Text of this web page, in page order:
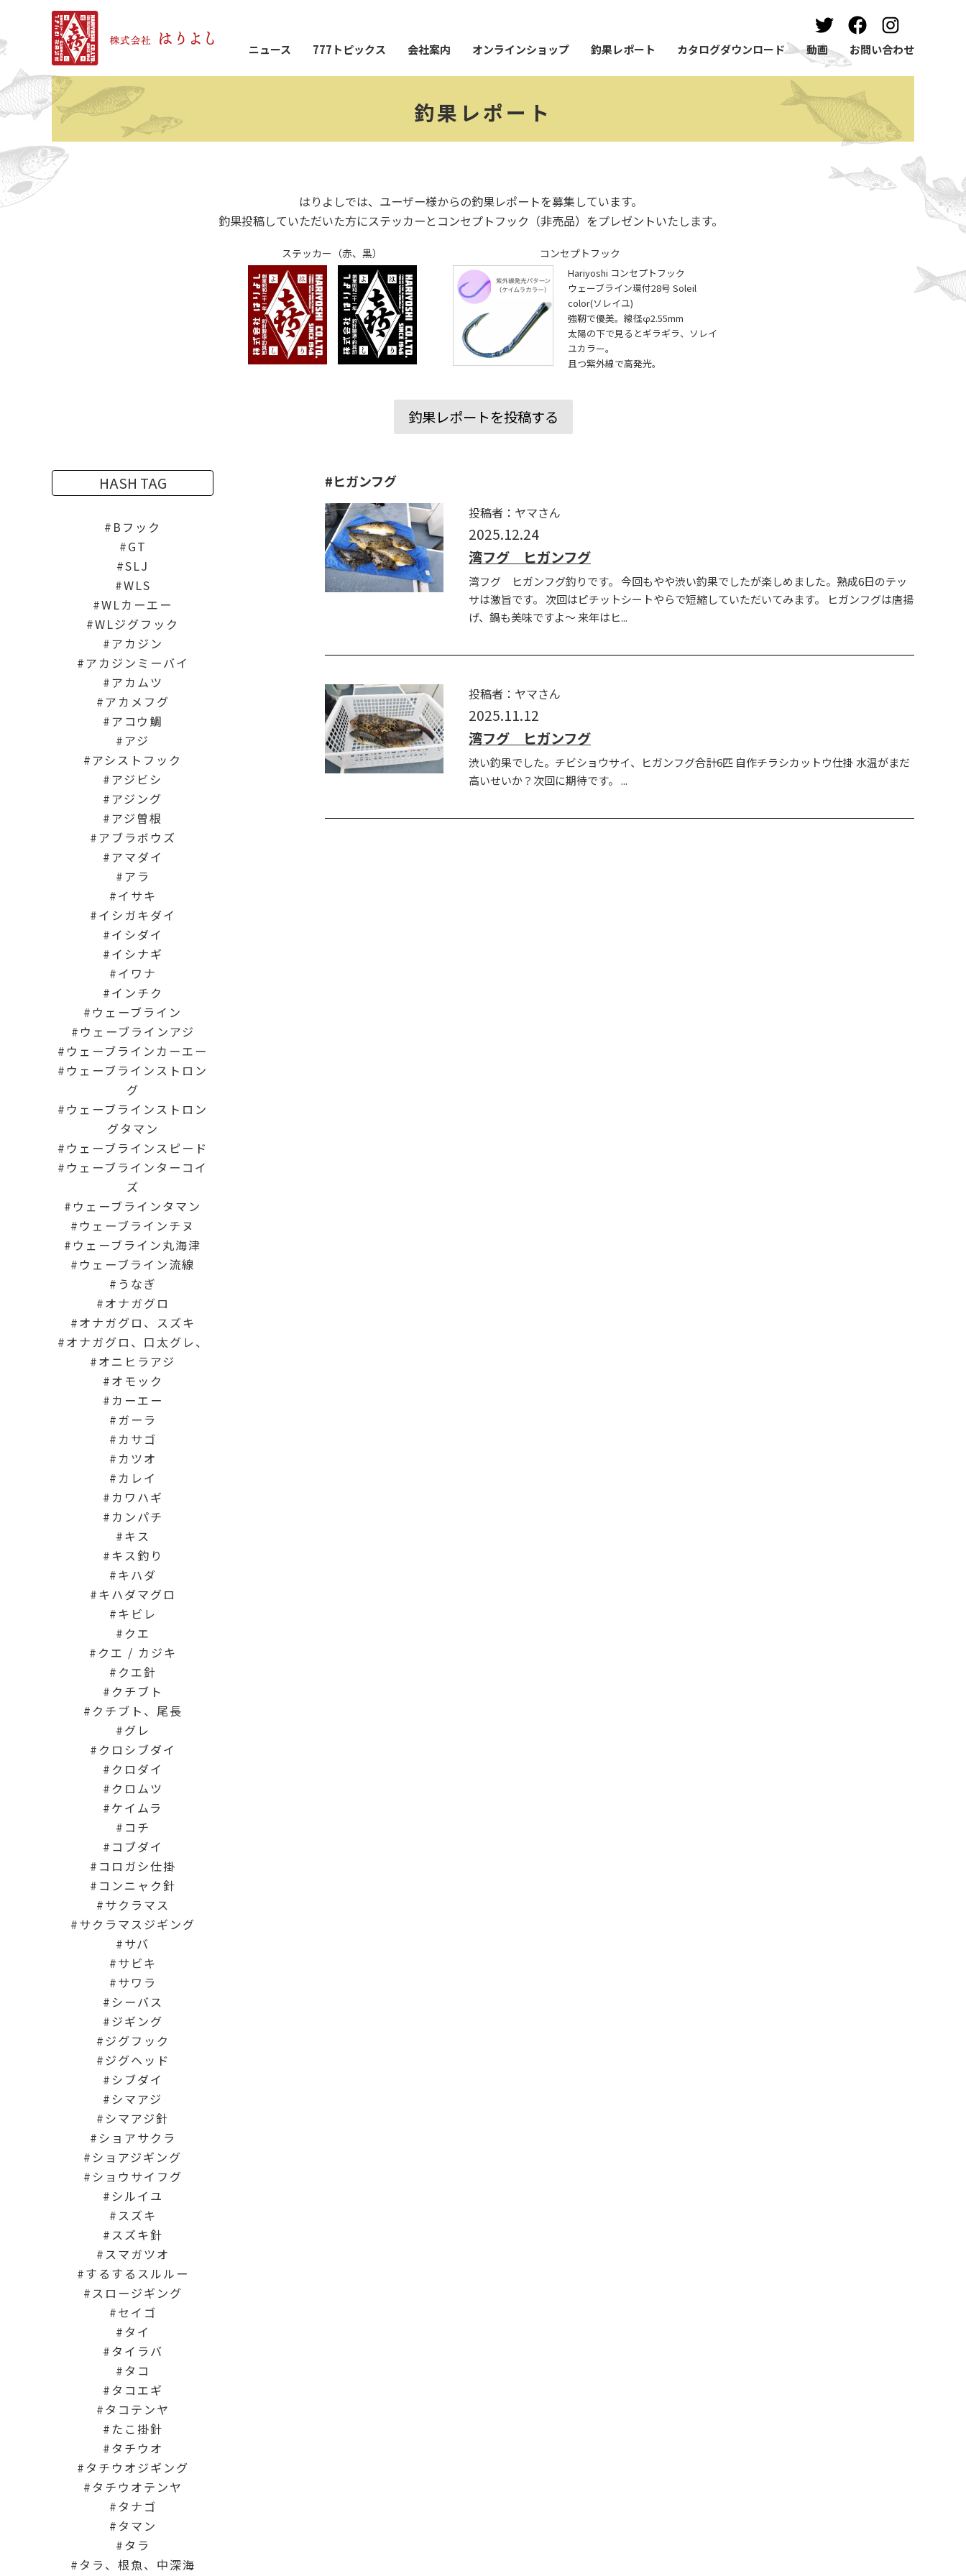
ニュース 777トピックス 会社案内 オンラインショップ 釣果レポート カタログダウンロード 動画 お問い合わせ
釣果レポート
はりよしでは、ユーザー様からの釣果レポートを募集しています。
釣果投稿していただいた方にステッカーとコンセプトフック（非売品）をプレゼントいたします。
ステッカー（赤、黒） コンセプトフック
Hariyoshi コンセプトフック
ウェーブライン環付28号 Soleil
color(ソレイユ)
強靭で優美。線径φ2.55mm
太陽の下で見るとギラギラ、ソレイ
ユカラー。
且つ紫外線で高発光。
釣果レポートを投稿する
#ヒガンフグ
投稿者：ヤマさん
2025.12.24
湾フグ ヒガンフグ
湾フグ ヒガンフグ釣りです。 今回もやや渋い釣果でしたが楽しめました。熟成6日のテッ
サは激旨です。 次回はピチットシートやらで短縮していただいてみます。 ヒガンフグは唐揚
げ、鍋も美味ですよ〜 来年はヒ...
投稿者：ヤマさん
2025.11.12
湾フグ ヒガンフグ
渋い釣果でした。チビショウサイ、ヒガンフグ合計6匹 自作チラシカットウ仕掛 水温がまだ
高いせいか？次回に期待です。 ...
HASH TAG
Bフック
GT
SLJ
WLS
WLカーエー
WLジグフック
アカジン
アカジンミーバイ
アカムツ
アカメフグ
アコウ鯛
アジ
アシストフック
アジビシ
アジング
アジ曽根
アブラボウズ
アマダイ
アラ
イサキ
イシガキダイ
イシダイ
イシナギ
イワナ
インチク
ウェーブライン
ウェーブラインアジ
ウェーブラインカーエー
ウェーブラインストロン
グ
ウェーブラインストロン
グタマン
ウェーブラインスピード
ウェーブラインターコイ
ズ
ウェーブラインタマン
ウェーブラインチヌ
ウェーブライン丸海津
ウェーブライン流線
うなぎ
オナガグロ
オナガグロ、スズキ
オナガグロ、口太グレ、
オニヒラアジ
オモック
カーエー
ガーラ
カサゴ
カツオ
カレイ
カワハギ
カンパチ
キス
キス釣り
キハダ
キハダマグロ
キビレ
クエ
クエ / カジキ
クエ針
クチブト
クチブト、尾長
グレ
クロシブダイ
クロダイ
クロムツ
ケイムラ
コチ
コブダイ
コロガシ仕掛
コンニャク針
サクラマス
サクラマスジギング
サバ
サビキ
サワラ
シーバス
ジギング
ジグフック
ジグヘッド
シブダイ
シマアジ
シマアジ針
ショアサクラ
ショアジギング
ショウサイフグ
シルイユ
スズキ
スズキ針
スマガツオ
するするスルルー
スロージギング
セイゴ
タイ
タイラバ
タコ
タコエギ
タコテンヤ
たこ掛針
タチウオ
タチウオジギング
タチウオテンヤ
タナゴ
タマン
タラ
タラ、根魚、中深海